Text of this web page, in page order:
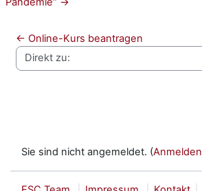
← Online-Kurs beantragen
Direkt zu:
Sie sind nicht angemeldet. (Anmelden